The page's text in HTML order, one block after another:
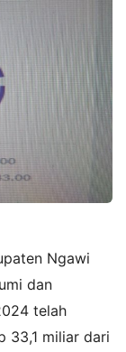
Ngawi
dan
telah
33,1 miliar dari